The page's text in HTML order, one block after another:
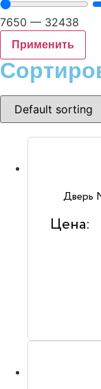
7650 — 32438
Применить
Дверь
Цена: